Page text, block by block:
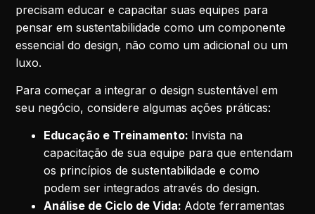
precisam educar e capacitar suas equipes para
pensar em sustentabilidade como um componente
essencial do design, não como um adicional ou um
luxo.
Para começar a integrar o design sustentável em
seu negócio, considere algumas ações práticas:
Educação e Treinamento: Invista na
capacitação de sua equipe para que entendam
os princípios de sustentabilidade e como
podem ser integrados através do design.
Análise de Ciclo de Vida: Adote ferramentas